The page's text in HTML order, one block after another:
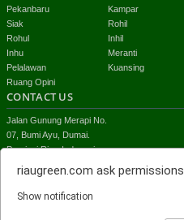
Pekanbaru
Kampar
Siak
Rohil
Rohul
Inhil
Inhu
Meranti
Pelalawan
Kuansing
Ruang Opini
CONTACT US
Jalan Gunung Merapi No.
07, Bumi Ayu, Dumai.
Provinsi Riau-Indonesia
email:
redaksi.riaugreen@gmail.com
riaugreen.com ask permissions
Show notification